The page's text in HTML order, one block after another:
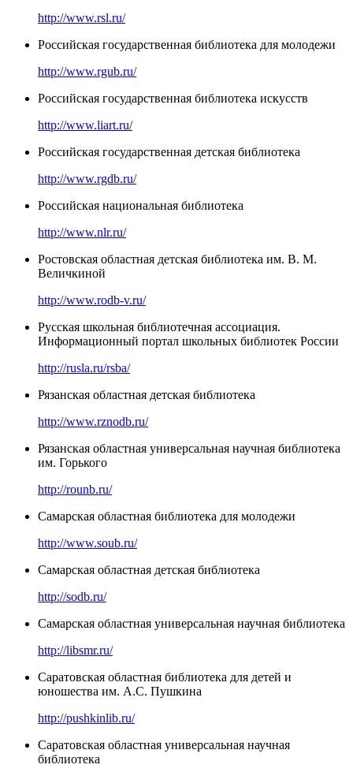
http://www.rsl.ru/
Российская государственная библиотека для молодежи
http://www.rgub.ru/
Российская государственная библиотека искусств
http://www.liart.ru/
Российская государственная детская библиотека
http://www.rgdb.ru/
Российская национальная библиотека
http://www.nlr.ru/
Ростовская областная детская библиотека им. В. М.
Величкиной
http://www.rodb-v.ru/
Русская школьная библиотечная ассоциация.
Информационный портал школьных библиотек России
http://rusla.ru/rsba/
Рязанская областная детская библиотека
http://www.rznodb.ru/
Рязанская областная универсальная научная библиотека
им. Горького
http://rounb.ru/
Самарская областная библиотека для молодежи
http://www.soub.ru/
Самарская областная детская библиотека
http://sodb.ru/
Самарская областная универсальная научная библиотека
http://libsmr.ru/
Саратовская областная библиотека для детей и
юношества им. А.С. Пушкина
http://pushkinlib.ru/
Саратовская областная универсальная научная
библиотека